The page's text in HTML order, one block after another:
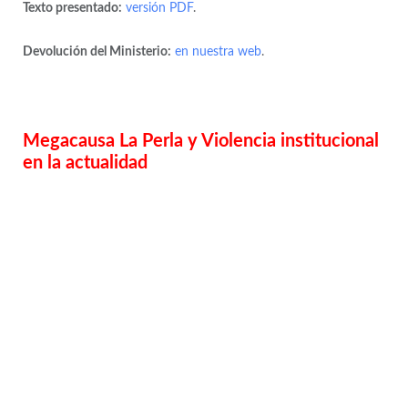
Texto presentado: versión PDF.
Devolución del Ministerio: en nuestra web.
Megacausa La Perla y Violencia institucional
en la actualidad